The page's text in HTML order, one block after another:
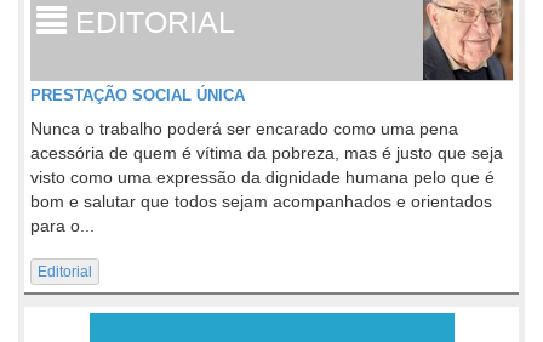
EDITORIAL
PRESTAÇÃO SOCIAL ÚNICA
Nunca o trabalho poderá ser encarado como uma pena
acessória de quem é vítima da pobreza, mas é justo que seja
visto como uma expressão da dignidade humana pelo que é
bom e salutar que todos sejam acompanhados e orientados
para o...
Editorial